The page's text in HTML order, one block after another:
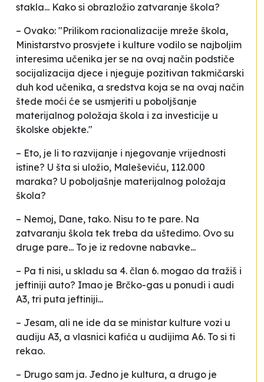
stakla... Kako si obrazložio zatvaranje škola?
– Ovako: "Prilikom racionalizacije mreže škola,
Ministarstvo prosvjete i kulture vodilo se najboljim
interesima učenika jer se na ovaj način podstiče
socijalizacija djece i njeguje pozitivan takmičarski
duh kod učenika, a sredstva koja se na ovaj način
štede moći će se usmjeriti u poboljšanje
materijalnog položaja škola i za investicije u
školske objekte."
– Eto, je li to razvijanje i njegovanje vrijednosti
istine? U šta si uložio, Maleševiću, 112.000
maraka? U poboljašnje materijalnog položaja
škola?
– Nemoj, Dane, tako. Nisu to te pare. Na
zatvaranju škola tek treba da uštedimo. Ovo su
druge pare... To je iz redovne nabavke...
– Pa ti nisi, u skladu sa 4. član 6. mogao da tražiš i
jeftiniji auto? Imao je Brčko-gas u ponudi i audi
A3, tri puta jeftiniji...
– Jesam, ali ne ide da se ministar kulture vozi u
audiju A3, a vlasnici kafića u audijima A6. To si ti
rekao.
– Drugo sam ja. Jedno je kultura, a drugo je